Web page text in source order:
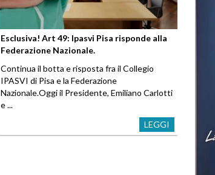
Esclusiva! Art 49: Ipasvi Pisa risponde alla
Federazione Nazionale.
Continua il botta e risposta fra il Collegio
IPASVI di Pisa e la Federazione
Nazionale.Oggi il Presidente, Emiliano Carlotti
e ...
LEGGI